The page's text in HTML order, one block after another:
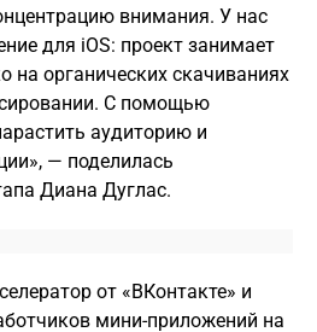
внимания. У нас
для iOS: проект занимает
на органических скачиваниях
С помощью
аудиторию и
— поделилась
Диана Дуглас.
от «ВКонтакте» и
мини-приложений на